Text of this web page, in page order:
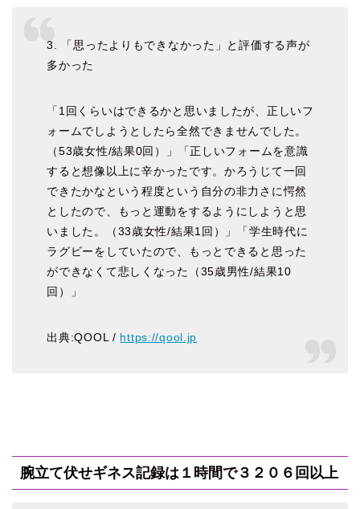
3. 「思ったよりもできなかった」と評価する声が
多かった
「1回くらいはできるかと思いましたが、正しいフ
ォームでしようとしたら全然できませんでした。
（53歳女性/結果0回）」「正しいフォームを意識
すると想像以上に辛かったです。かろうじて一回
できたかなという程度という自分の非力さに愕然
としたので、もっと運動をするようにしようと思
いました。（33歳女性/結果1回）」「学生時代に
ラグビーをしていたので、もっとできると思った
ができなくて悲しくなった（35歳男性/結果10
回）」
出典:QOOL / https://qool.jp
腕立て伏せギネス記録は１時間で３２０６回以上